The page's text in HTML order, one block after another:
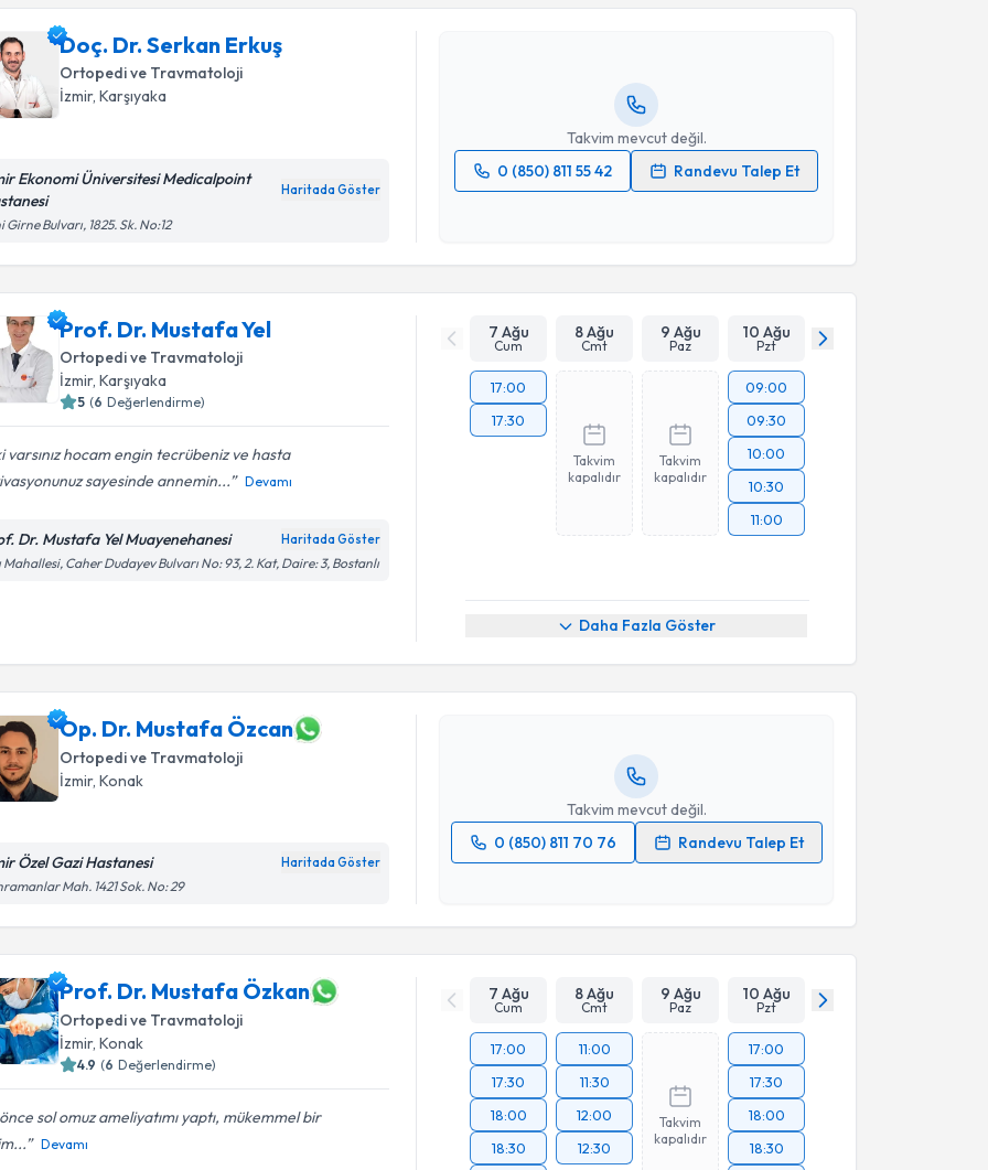
Doç. Dr. Serkan Erkuş
Ortopedi ve Travmatoloji
İzmir, Karşıyaka
Ekonomi Üniversitesi Medicalpoint
Haritada Göster
Girne Bulvarı, 1825. Sk. No:12
Takvim mevcut değil.
0 (850) 811 55 42
Randevu Talep Et
Doç. Dr. Serkan Erkuşiçin randevu takvimi talebi oluşturun.
Size bu uzmandan randevu almanız için bir takvim
Prof. Dr. Mustafa Yel
Ortopedi ve Travmatoloji
İzmir, Karşıyaka
5 (6 Değerlendirme)
varsınız hocam engin tecrübeniz ve hasta
sayesinde annemin...
Devamı
Dr. Mustafa Yel Muayenehanesi Haritada Göster
Mahallesi, Caher Dudayev Bulvarı No: 93, 2. Kat, Daire: 3, Bostanlı
7 Ağu
Cum
8 Ağu
Cmt
9 Ağu
Paz
10 Ağu
Pzt
17:00
17:30
Takvim
kapalıdır
Takvim
kapalıdır
09:00
09:30
10:00
10:30
11:00
Daha Fazla Göster
Op. Dr. Mustafa Özcan
Ortopedi ve Travmatoloji
İzmir, Konak
Özel Gazi Hastanesi Haritada Göster
Mah. 1421 Sok. No: 29
Takvim mevcut değil.
0 (850) 811 70 76
Randevu Talep Et
Randevu Takvimi Talebi
Takvim Talebini Gönder
Prof. Dr. Mustafa Özkan
Ortopedi ve Travmatoloji
İzmir, Konak
4.9 (6 Değerlendirme)
sol omuz ameliyatımı yaptı, mükemmel bir
Devamı
7 Ağu
Cum
8 Ağu
Cmt
9 Ağu
Paz
10 Ağu
Pzt
17:00
17:30
18:00
18:30
11:00
11:30
12:00
12:30
Takvim
kapalıdır
17:00
17:30
18:00
18:30